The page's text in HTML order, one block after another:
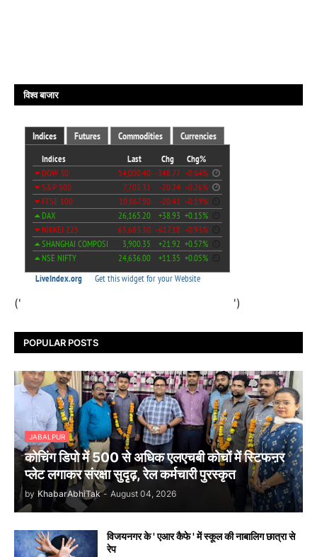
विश्व बाजार
(' ')
POPULAR POSTS
JABALPUR
कोचिंग डिपो में 500 से अधिक एलएचबी कोचों में स्टिफऩर
प्लेट लगाकर संरक्षा सुदृढ़, रेल कर्मचारी पुरस्कृत
by KhabarAbhiTak - August 04, 2026
विजयनगर के ' एआर कैफे ' में स्कूल की नाबालिग छात्रा से
रेप